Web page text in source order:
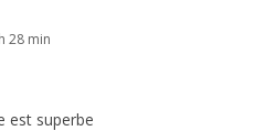
28 min
est superbe